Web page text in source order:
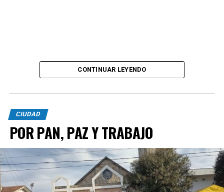
CONTINUAR LEYENDO
CIUDAD
POR PAN, PAZ Y TRABAJO